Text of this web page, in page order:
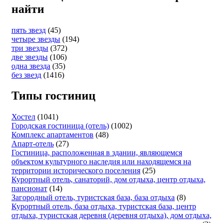
найти
пять звезд (45)
четыре звезды (194)
три звезды (372)
две звезды (106)
одна звезда (35)
без звезд (1416)
Типы гостиниц
Хостел (1041)
Городская гостиница (отель) (1002)
Комплекс апартаментов (48)
Апарт-отель (27)
Гостиница, расположенная в здании, являющемся
объектом культурного наследия или находящемся на
территории исторического поселения (25)
Курортный отель, санаторий, дом отдыха, центр отдыха,
пансионат (14)
Загородный отель, туристская база, база отдыха (8)
Курортный отель, база отдыха, туристская база, центр
отдыха, туристская деревня (деревня отдыха), дом отдыха,